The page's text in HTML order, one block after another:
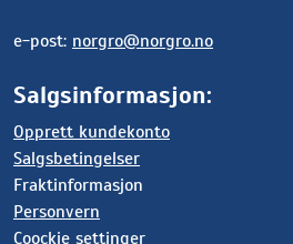
e-post: norgro@norgro.no
Salgsinformasjon:
Opprett kundekonto
Salgsbetingelser
Fraktinformasjon
Personvern
Coockie settinger